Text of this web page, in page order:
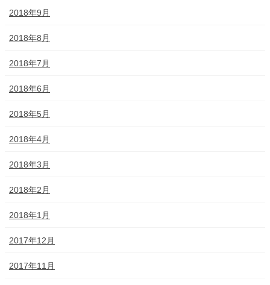
2018年9月
2018年8月
2018年7月
2018年6月
2018年5月
2018年4月
2018年3月
2018年2月
2018年1月
2017年12月
2017年11月